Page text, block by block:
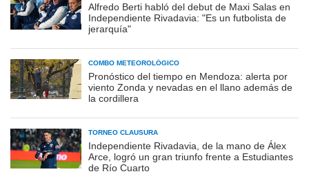
Alfredo Berti habló del debut de Maxi Salas en
Independiente Rivadavia: "Es un futbolista de
jerarquía"
COMBO METEOROLÓGICO
Pronóstico del tiempo en Mendoza: alerta por
viento Zonda y nevadas en el llano además de
la cordillera
TORNEO CLAUSURA
Independiente Rivadavia, de la mano de Álex
Arce, logró un gran triunfo frente a Estudiantes
de Río Cuarto